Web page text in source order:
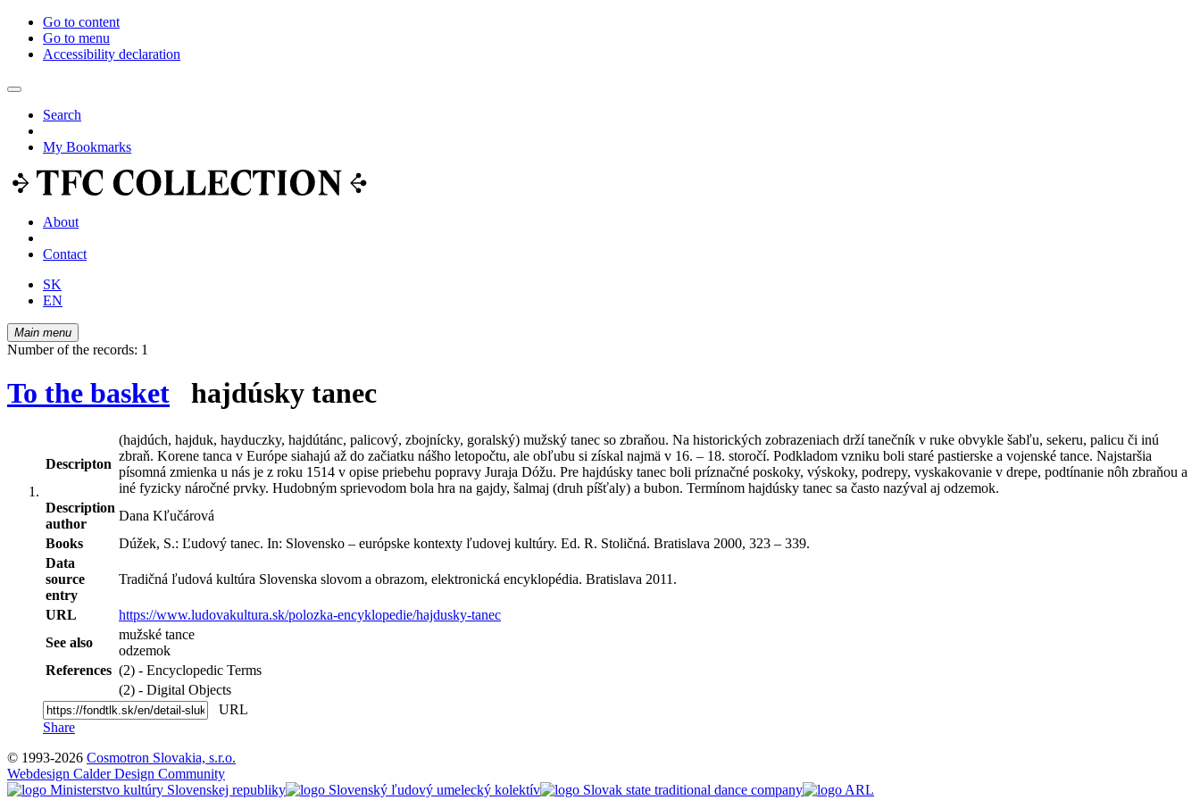
Go to content
Go to menu
Accessibility declaration
Search
My Bookmarks
About
Contact
SK
EN
Main menu
Number of the records: 1
To the basket hajdúsky tanec
Descripton
(hajdúch, hajduk, hayduczky, hajdútánc, palicový, zbojnícky, goralský) mužský tanec so zbraňou. Na historických zobrazeniach drží tanečník v ruke obvykle šabľu, sekeru, palicu či inú
zbraň. Korene tanca v Európe siahajú až do začiatku nášho letopočtu, ale obľubu si získal najmä v 16. – 18. storočí. Podkladom vzniku boli staré pastierske a vojenské tance. Najstaršia
písomná zmienka u nás je z roku 1514 v opise priebehu popravy Juraja Dóžu. Pre hajdúsky tanec boli príznačné poskoky, výskoky, podrepy, vyskakovanie v drepe, podtínanie nôh zbraňou a
iné fyzicky náročné prvky. Hudobným sprievodom bola hra na gajdy, šalmaj (druh píšťaly) a bubon. Termínom hajdúsky tanec sa často nazýval aj odzemok.
Description
author
Dana Kľučárová
Books
Dúžek, S.: Ľudový tanec. In: Slovensko – európske kontexty ľudovej kultúry. Ed. R. Stoličná. Bratislava 2000, 323 – 339.
Data
source
entry
Tradičná ľudová kultúra Slovenska slovom a obrazom, elektronická encyklopédia. Bratislava 2011.
URL
https://www.ludovakultura.sk/polozka-encyklopedie/hajdusky-tanec
See also
mužské tance
odzemok
References (2) - Encyclopedic Terms
(2) - Digital Objects
URL
Share
© 1993-2026 Cosmotron Slovakia, s.r.o.
Webdesign Calder Design Community